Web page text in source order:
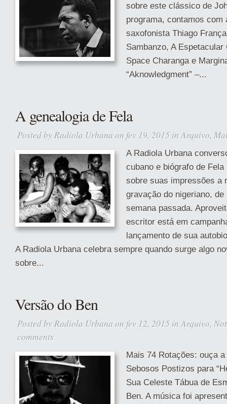
sobre este clássico de
programa, contamos com
saxofonista Thiago
Sambanzo, A
Space Charanga e
“Aknowledgment” –...
A genealogia de Fela
Posted by Radiola Urbana on fev 19, 2015 inArquivo,
A Radiola Urbana
cubano e biógrafo de
sobre suas impressões a
gravação do nigeriano,
semana passada.
escritor está em
lançamento de sua
A Radiola Urbana celebra sempre quando surge algo
sobre...
Versão do Ben
Posted by Radiola Urbana on fev 12, 2015 inArquivo,
comments
Mais 74 Rotações: ouça
Sebosos Postizos para
Sua Celeste Tábua de
Ben. A música foi